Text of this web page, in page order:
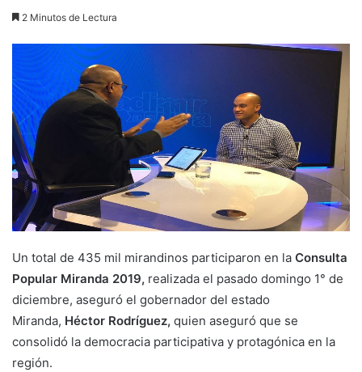
2 Minutos de Lectura
Un total de 435 mil mirandinos participaron en la Consulta
Popular Miranda 2019, realizada el pasado domingo 1° de
diciembre, aseguró el gobernador del estado
Miranda, Héctor Rodríguez, quien aseguró que se
consolidó la democracia participativa y protagónica en la
región.